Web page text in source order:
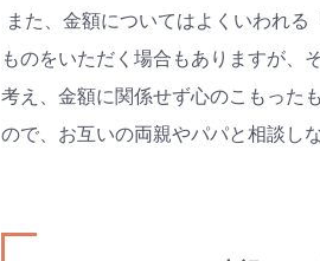
また、金額についてはよくいわれる「
ものをいただく場合もありますが、
考え、金額に関係せず心のこもった
ので、お互いの両親やパパと相談し